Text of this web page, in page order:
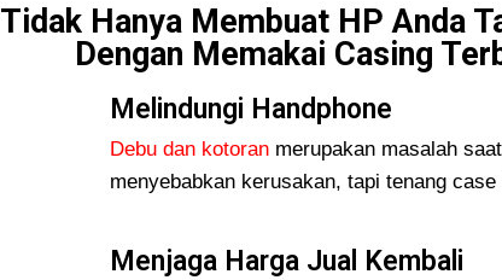
Tidak Hanya Membuat HP Anda
Dengan Memakai Casing
Melindungi Handphone
Debu dan kotoran merupakan masalah
menyebabkan kerusakan, tapi tenang
Menjaga Harga Jual Kembali